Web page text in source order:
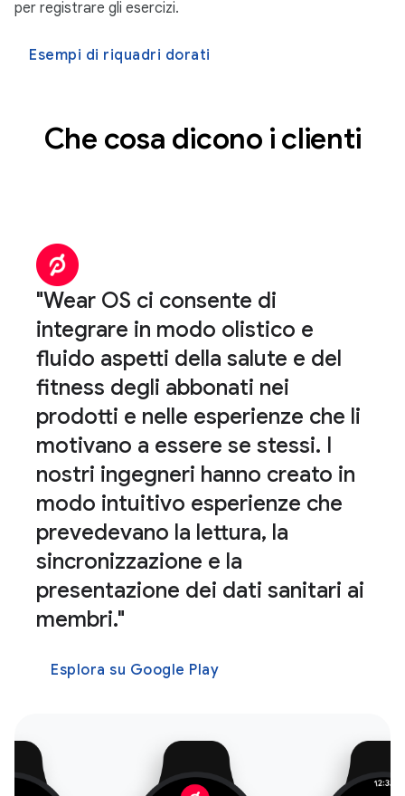
per registrare gli esercizi.
Esempi di riquadri dorati
Che cosa dicono i clienti
"Wear OS ci consente di
integrare in modo olistico e
fluido aspetti della salute e del
fitness degli abbonati nei
prodotti e nelle esperienze che li
motivano a essere se stessi. I
nostri ingegneri hanno creato in
modo intuitivo esperienze che
prevedevano la lettura, la
sincronizzazione e la
presentazione dei dati sanitari ai
membri."
Esplora su Google Play